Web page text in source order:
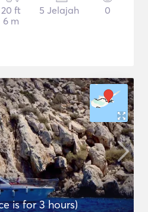
20 ft
6 m
5 Jelajah 0
is for 3 hours)